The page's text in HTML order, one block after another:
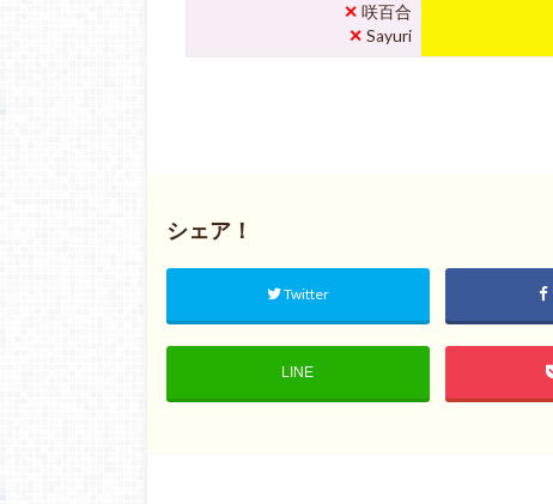
✕ 咲百合
✕ Sayuri
シェア！
Twitter
LINE